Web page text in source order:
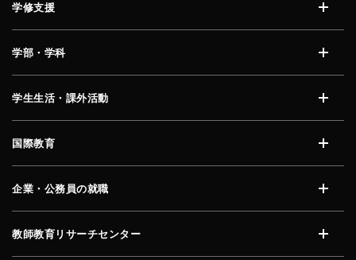
学修支援
学部・学科
学生生活・課外活動
国際教育
企業・公務員の就職
教師教育リサーチセンター